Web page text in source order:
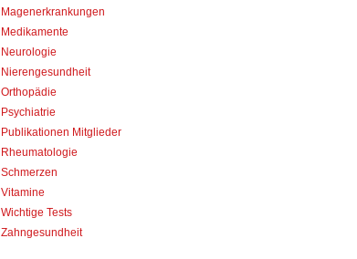
Magenerkrankungen
Medikamente
Neurologie
Nierengesundheit
Orthopädie
Psychiatrie
Publikationen Mitglieder
Rheumatologie
Schmerzen
Vitamine
Wichtige Tests
Zahngesundheit